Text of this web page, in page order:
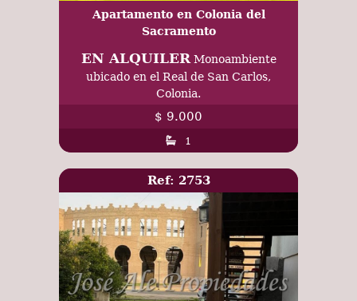
Apartamento en Colonia del
Sacramento
EN ALQUILERMonoambiente
ubicado en el Real de San Carlos,
Colonia.
$ 9.000
1
Ref: 2753